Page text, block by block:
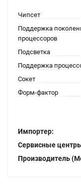
Чипсет
Поддержка
процессоров
Подсветка
Поддержка
Сокет
Форм-фактор
Импортер:
Сервисные
Производитель